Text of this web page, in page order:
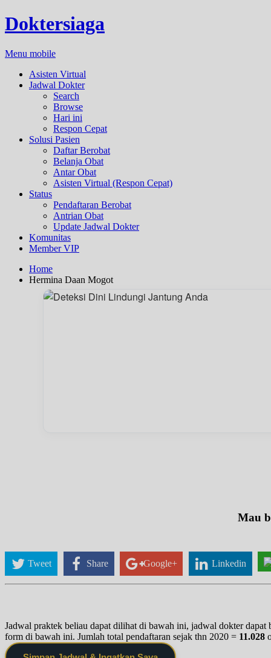
Doktersiaga
Menu mobile
Asisten Virtual
Jadwal Dokter
Search
Browse
Hari ini
Respon Cepat
Solusi Pasien
Daftar Berobat
Belanja Obat
Antar Obat
Asisten Virtual (Respon Cepat)
Status
Pendaftaran Berobat
Antrian Obat
Update Jadwal Dokter
Komunitas
Member VIP
Home
Hermina Daan Mogot
Mau
Tweet Share Google+ Linkedin
Jadwal praktek beliau dapat dilihat di bawah ini, jadwal dokter dapat
form di bawah ini. Jumlah total pendaftaran sejak thn 2020 = 11.028